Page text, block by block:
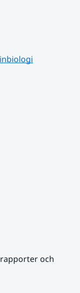
och